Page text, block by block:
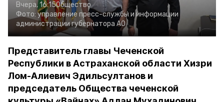
Вчера, 16:15Общество
Фото: управление пресс-службы и информации
администрации губернатора АО
Представитель главы Чеченской
Республики в Астраханской области Хизри
Лом-Алиевич Эдильсултанов и
председатель Общества чеченской